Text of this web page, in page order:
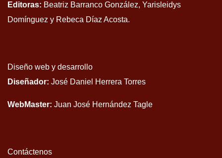
Editoras: Beatriz Barranco González, Yarisleidys
Domínguez y Rebeca Díaz Acosta.
Diseño web y desarrollo
Diseñador: José Daniel Herrera Torres
WebMaster: Juan José Hernández Tagle
Contáctenos